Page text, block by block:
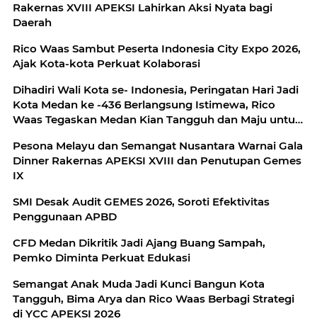
Rakernas XVIII APEKSI Lahirkan Aksi Nyata bagi
Daerah
Rico Waas Sambut Peserta Indonesia City Expo 2026,
Ajak Kota-kota Perkuat Kolaborasi
Dihadiri Wali Kota se- Indonesia, Peringatan Hari Jadi
Kota Medan ke -436 Berlangsung Istimewa, Rico
Waas Tegaskan Medan Kian Tangguh dan Maju untuk
Pesona Melayu dan Semangat Nusantara Warnai Gala
Dinner Rakernas APEKSI XVIII dan Penutupan Gemes
IX
SMI Desak Audit GEMES 2026, Soroti Efektivitas
Penggunaan APBD
CFD Medan Dikritik Jadi Ajang Buang Sampah,
Pemko Diminta Perkuat Edukasi
Semangat Anak Muda Jadi Kunci Bangun Kota
Tangguh, Bima Arya dan Rico Waas Berbagi Strategi
di YCC APEKSI 2026